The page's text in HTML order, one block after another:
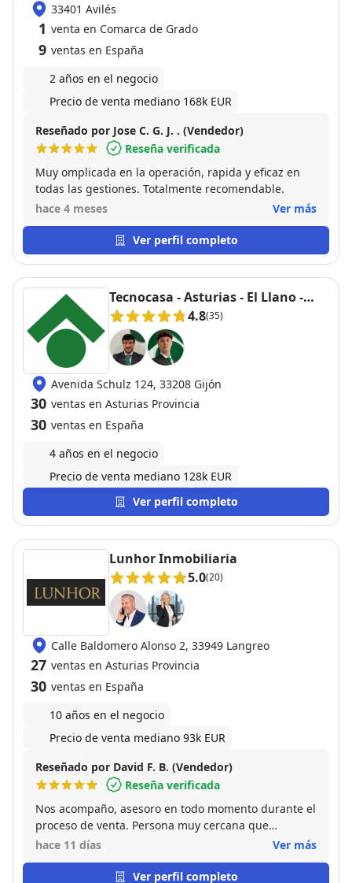
33401 Avilés
1 venta en Comarca de Grado
9 ventas en España
2 años en el negocio
Precio de venta mediano 168k EUR
Reseñado por Jose C. G. J. . (Vendedor)
Reseña verificada
Muy omplicada en la operación, rapida y eficaz en
todas las gestiones. Totalmente recomendable.
hace 4 meses
Ver más
Ver perfil completo
Tecnocasa - Asturias - El Llano -
Gijon
4.8(35)
Avenida Schulz 124, 33208 Gijón
30 ventas en Asturias Provincia
30 ventas en España
4 años en el negocio
Precio de venta mediano 128k EUR
Ver perfil completo
Lunhor Inmobiliaria
5.0(20)
Calle Baldomero Alonso 2, 33949 Langreo
27 ventas en Asturias Provincia
30 ventas en España
10 años en el negocio
Precio de venta mediano 93k EUR
Reseñado por David F. B. (Vendedor)
Reseña verificada
Nos acompaño, asesoro en todo momento durante el
proceso de venta. Persona muy cercana que
entiende y se adapta a las necesidades de cada
mes. Para mi, un 10 tanto como profesional como
hace 11 días Ver más
Ver perfil completo